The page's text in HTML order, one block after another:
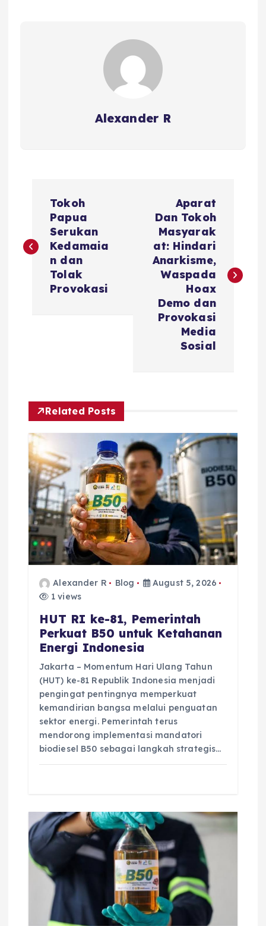
Alexander R
s
g
a
t
o
n
Tokoh
Papua
Serukan
Kedamaia
n dan
Tolak
Provokasi
Aparat
Dan Tokoh
Masyarak
at: Hindari
Anarkisme,
Waspada
Hoax
Demo dan
Provokasi
Media
Sosial
Related Posts
Alexander R Blog
August 5, 2026
1 views
HUT RI ke-81, Pemerintah
Perkuat B50 untuk Ketahanan
Energi Indonesia
Jakarta – Momentum Hari Ulang Tahun
(HUT) ke-81 Republik Indonesia menjadi
pengingat pentingnya memperkuat
kemandirian bangsa melalui penguatan
sektor energi. Pemerintah terus
mendorong implementasi mandatori
biodiesel B50 sebagai langkah strategis…